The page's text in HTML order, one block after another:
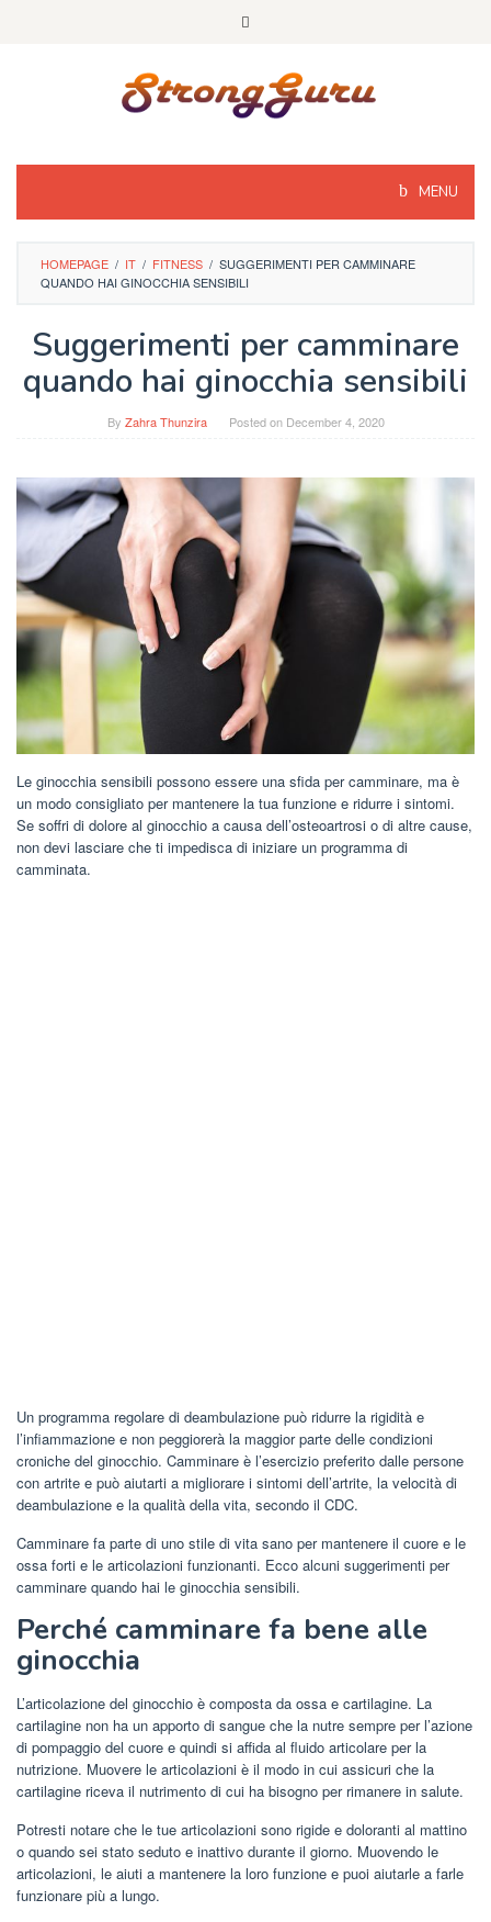
MENU
HOMEPAGE / IT / FITNESS / SUGGERIMENTI PER CAMMINARE
QUANDO HAI GINOCCHIA SENSIBILI
Suggerimenti per camminare
quando hai ginocchia sensibili
By Zahra Thunzira Posted on December 4, 2020
Le ginocchia sensibili possono essere una sfida per camminare, ma è
un modo consigliato per mantenere la tua funzione e ridurre i sintomi.
Se soffri di dolore al ginocchio a causa dell’osteoartrosi o di altre cause,
non devi lasciare che ti impedisca di iniziare un programma di
camminata.
Un programma regolare di deambulazione può ridurre la rigidità e
l’infiammazione e non peggiorerà la maggior parte delle condizioni
croniche del ginocchio. Camminare è l’esercizio preferito dalle persone
con artrite e può aiutarti a migliorare i sintomi dell’artrite, la velocità di
deambulazione e la qualità della vita, secondo il CDC.
Camminare fa parte di uno stile di vita sano per mantenere il cuore e le
ossa forti e le articolazioni funzionanti. Ecco alcuni suggerimenti per
camminare quando hai le ginocchia sensibili.
Perché camminare fa bene alle
ginocchia
L’articolazione del ginocchio è composta da ossa e cartilagine. La
cartilagine non ha un apporto di sangue che la nutre sempre per l’azione
di pompaggio del cuore e quindi si affida al fluido articolare per la
nutrizione. Muovere le articolazioni è il modo in cui assicuri che la
cartilagine riceva il nutrimento di cui ha bisogno per rimanere in salute.
Potresti notare che le tue articolazioni sono rigide e doloranti al mattino
o quando sei stato seduto e inattivo durante il giorno. Muovendo le
articolazioni, le aiuti a mantenere la loro funzione e puoi aiutarle a farle
funzionare più a lungo.